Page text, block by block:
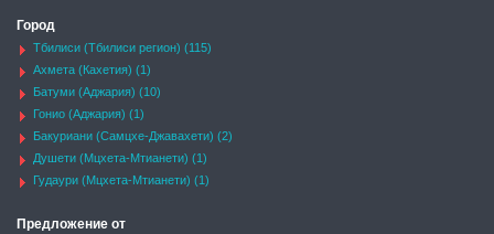
Город
Тбилиси (Тбилиси регион) (115)
Ахмета (Кахетия) (1)
Батуми (Аджария) (10)
Гонио (Аджария) (1)
Бакуриани (Самцхе-Джавахети) (2)
Душети (Мцхета-Мтианети) (1)
Гудаури (Мцхета-Мтианети) (1)
Предложение от